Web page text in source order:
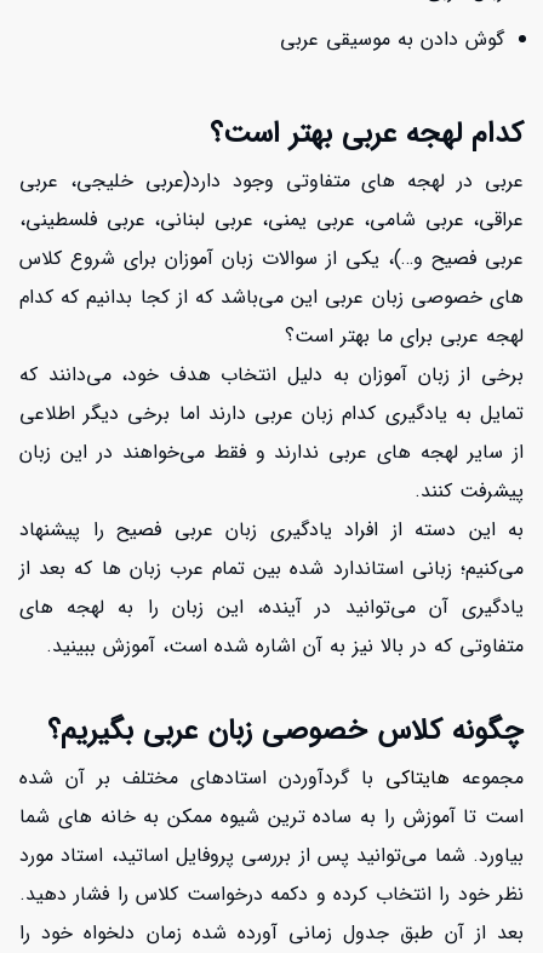
گوش دادن به موسیقی عربی
کدام لهجه عربی بهتر است؟
عربی در لهجه های متفاوتی وجود دارد(عربی خلیجی، عربی
عراقی، عربی شامی، عربی یمنی، عربی لبنانی، عربی فلسطینی،
عربی فصیح و…)، یکی از سوالات زبان آموزان برای شروع کلاس
های خصوصی زبان عربی این می‌باشد که از کجا بدانیم که کدام
لهجه عربی برای ما بهتر است؟
برخی از زبان آموزان به دلیل انتخاب هدف خود، می‌دانند که
تمایل به یادگیری کدام زبان عربی دارند اما برخی دیگر اطلاعی
از سایر لهجه های عربی ندارند و فقط می‌خواهند در این زبان
پیشرفت کنند.
به این دسته از افراد یادگیری زبان عربی فصیح را پیشنهاد
می‌کنیم؛ زبانی استاندارد شده بین تمام عرب زبان ها که بعد از
یادگیری آن می‌توانید در آینده، این زبان را به لهجه های
متفاوتی که در بالا نیز به آن اشاره شده است، آموزش ببینید.
چگونه کلاس خصوصی زبان عربی بگیریم؟
مجموعه هایتاکی با گردآوردن استادهای مختلف بر آن شده
است تا آموزش را به ساده ترین شیوه ممکن به خانه های شما
بیاورد. شما می‌توانید پس از بررسی پروفایل اساتید، استاد مورد
نظر خود را انتخاب کرده و دکمه درخواست کلاس را فشار دهید.
بعد از آن طبق جدول زمانی آورده شده زمان دلخواه خود را